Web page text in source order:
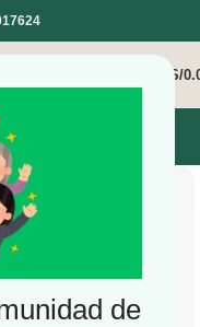
de
S/
MI CUENTA